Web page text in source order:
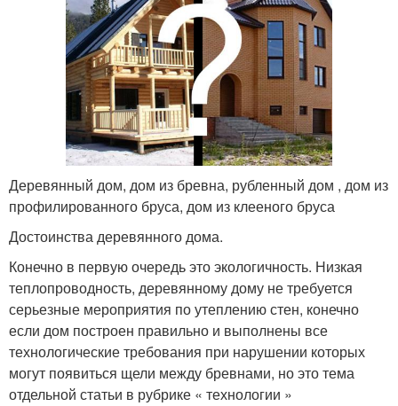
Деревянный дом, дом из бревна, рубленный дом , дом из
профилированного бруса, дом из клееного бруса
Достоинства деревянного дома.
Конечно в первую очередь это экологичность. Низкая
теплопроводность, деревянному дому не требуется
серьезные мероприятия по утеплению стен, конечно
если дом построен правильно и выполнены все
технологические требования при нарушении которых
могут появиться щели между бревнами, но это тема
отдельной статьи в рубрике « технологии »